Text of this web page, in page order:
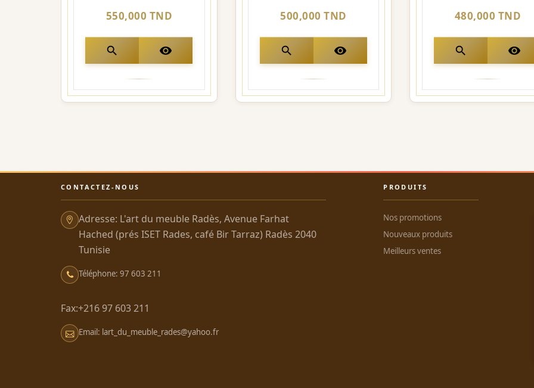
550,000 TND
search visibility
500,000 TND
search visibility
480,000 TND
search visibility
CONTACTEZ-NOUS
Adresse: L'art du meuble Radès, Avenue Farhat
Hached (prés ISET Rades, café Bir Tarraz) Radès 2040
Tunisie
Téléphone: 97 603 211
Fax:+216 97 603 211
Email: lart_du_meuble_rades@yahoo.fr
PRODUITS
Nos promotions
Nouveaux produits
Meilleurs ventes